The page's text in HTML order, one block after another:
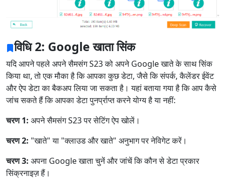
विधि 2: Google खाता सिंक
यदि आपने पहले अपने सैमसंग S23 को अपने Google खाते के साथ सिंक
किया था, तो एक मौका है कि आपका कुछ डेटा, जैसे कि संपर्क, कैलेंडर ईवेंट
और ऐप डेटा का बैकअप लिया जा सकता है। यहां बताया गया है कि आप कैसे
जांच सकते हैं कि आपका डेटा पुनर्प्राप्त करने योग्य है या नहीं:
चरण 1: अपने सैमसंग S23 पर सेटिंग ऐप खोलें।
चरण 2: "खाते" या "क्लाउड और खाते" अनुभाग पर नेविगेट करें।
चरण 3: अपना Google खाता चुनें और जांचें कि कौन से डेटा प्रकार
सिंक्रनाइज़ हैं।